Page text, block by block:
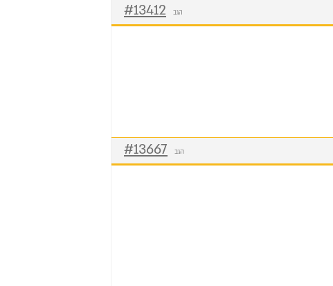
#13412 הגב
#13667 הגב